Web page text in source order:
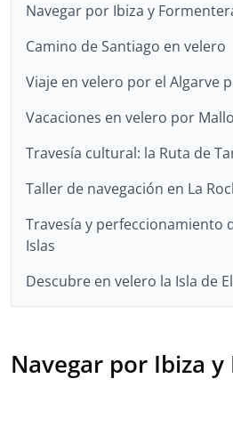
Navegar por Ibiza y
Camino de Santiago en velero
Viaje en velero por el Algarve
Vacaciones en velero por
Travesía cultural: la Ruta de
Taller de navegación en La
Travesía y perfeccionamiento
Islas
Descubre en velero la Isla de
Navegar por Ibiza